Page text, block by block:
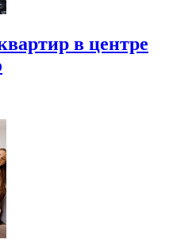
в центре